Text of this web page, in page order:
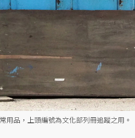
用品，上頭編號為文化部列冊追蹤之用。